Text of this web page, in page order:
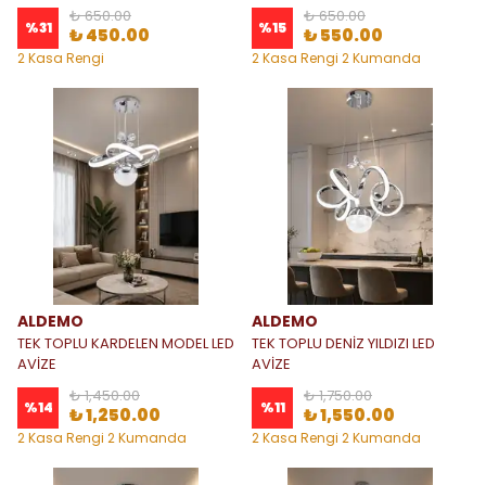
%31
₺ 650.00
₺ 450.00
2 Kasa Rengi
%15
₺ 650.00
₺ 550.00
2 Kasa Rengi 2 Kumanda
ALDEMO
TEK TOPLU KARDELEN MODEL LED
AVİZE
%14
₺ 1,450.00
₺ 1,250.00
2 Kasa Rengi 2 Kumanda
ALDEMO
TEK TOPLU DENİZ YILDIZI LED
AVİZE
%11
₺ 1,750.00
₺ 1,550.00
2 Kasa Rengi 2 Kumanda